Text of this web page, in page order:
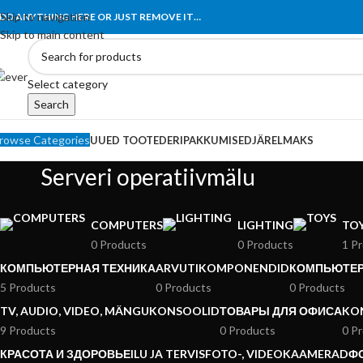
Skip to navigation
Skip to main content
Tähelepanu! Veebisait on väljatöötamisel ning töötab ajutiselt
ANYTHING HERE OR JUST REMOVE IT…
Select category
Search
CategoriesUUED TOOTEDERIPAKKUMISEDJÄRELMAKS
Serveri operatiivmälu
COMPUTERS
0 Products
LIGHTING
0 Products
1
КОМПЬЮТЕРНАЯ ТЕХНИКА
5 Products
ARVUTIKOMPONENDID
0 Products
0 Products
TV, AUDIO, VIDEO, MÄNGUKONSOOLID
9 Products
ТОВАРЫ ДЛЯ ОФИСА
0 Products
0
КРАСОТА И ЗДОРОВЬЕILU JA TERVISFOTO-, VIDEOKAAMERAD